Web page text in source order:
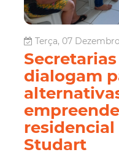
Terça, 07 Dezembro
dialogam
Studart